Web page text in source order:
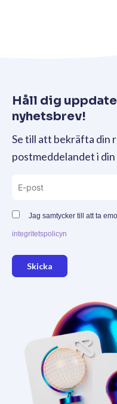
Håll dig
nyhetsbrev!
Se till att bekräfta din
postmeddelandet i din
Jag samtycker till att ta
integritetspolicyn
Skicka